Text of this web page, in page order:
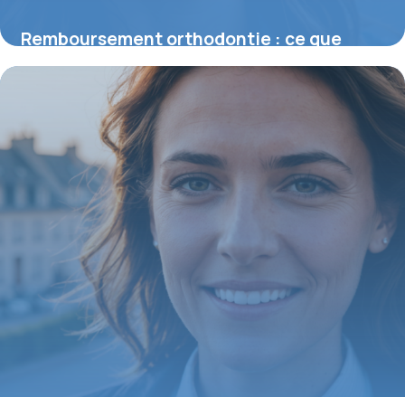
Remboursement orthodontie : ce que
vous devez vraiment savoir